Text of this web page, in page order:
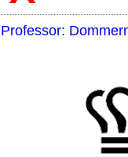
Professor: